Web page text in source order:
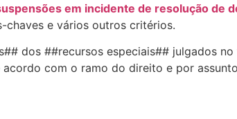
em incidente de resolução de
chaves e vários outros critérios.
dos ##recursos especiais## julgados
com o ramo do direito e por